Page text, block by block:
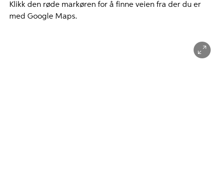
Klikk den røde markøren for å finne veien fra der du er
med Google Maps.